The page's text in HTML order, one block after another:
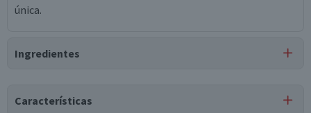
única.
Ingredientes
Características